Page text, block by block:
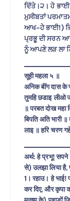
ਦਿੱਤੇ।੨। ਹੇ
ਮੁਸੀਬਤਾਂ
ਆਖ-ਹੇ ਭਾਈ!)
ਪ੍ਰਭੂ ਦੀ ਸਰਨ ਆ
ਨੂੰ ਆਪਣੇ ਲੜ ਲਾ
सूही महला ५ ॥
अनिक बींग दास के
तुमहि छडाइ लीओ
॥ परबत दोख महा
बिपति अति भारी
लाइ ॥ हरि चरण
अर्थ: हे प्रभू!
से) उलझा लिया
1। रहाउ। हे
कर दिए, और कृपा